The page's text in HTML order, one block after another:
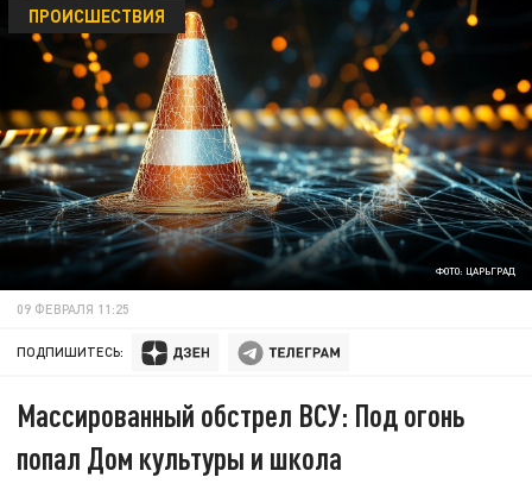
ФОТО: ЦАРЬГРАД
ПРОИСШЕСТВИЯ
09 ФЕВРАЛЯ 11:25
ПОДПИШИТЕСЬ:
Массированный обстрел ВСУ: Под огонь
попал Дом культуры и школа